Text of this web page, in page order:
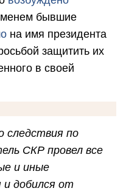
бывшие
на имя президента
защитить их
в своей
следствия по
СКР провел все
и иные
и добился от